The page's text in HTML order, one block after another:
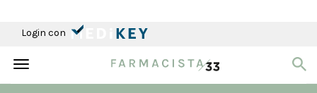
Login con
Toggle